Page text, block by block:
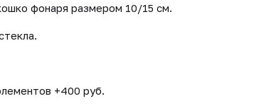
фонаря размером 10/15 см.
+400 руб.